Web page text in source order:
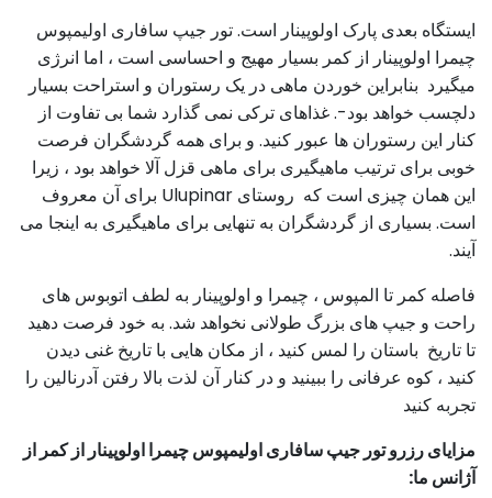
ایستگاه بعدی پارک اولوپینار است. تور جیپ سافاری اولیمپوس
چیمرا اولوپینار از کمر بسیار مهیج و احساسی است ، اما انرژی
میگیرد بنابراین خوردن ماهی در یک رستوران و استراحت بسیار
دلچسب خواهد بود-. غذاهای ترکی نمی گذارد شما بی تفاوت از
کنار این رستوران ها عبور کنید. و برای همه گردشگران فرصت
خوبی برای ترتیب ماهیگیری برای ماهی قزل آلا خواهد بود ، زیرا
این همان چیزی است که روستای Ulupinar برای آن معروف
است. بسیاری از گردشگران به تنهایی برای ماهیگیری به اینجا می
آیند.
فاصله کمر تا المپوس ، چیمرا و اولوپینار به لطف اتوبوس های
راحت و جیپ های بزرگ طولانی نخواهد شد. به خود فرصت دهید
تا تاریخ باستان را لمس کنید ، از مکان هایی با تاریخ غنی دیدن
کنید ، کوه عرفانی را ببینید و در کنار آن لذت بالا رفتن آدرنالین را
تجربه کنید
مزایای رزرو تور جیپ سافاری اولیمپوس چیمرا اولوپینار از کمر از
آژانس ما: